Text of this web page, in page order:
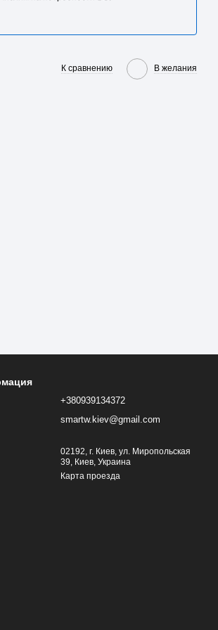
К сравнению В желания
+380939134372
smartw.kiev@gmail.com
02192, г. Киев, ул. Миропольская
39, Киев, Украина
Карта проезда